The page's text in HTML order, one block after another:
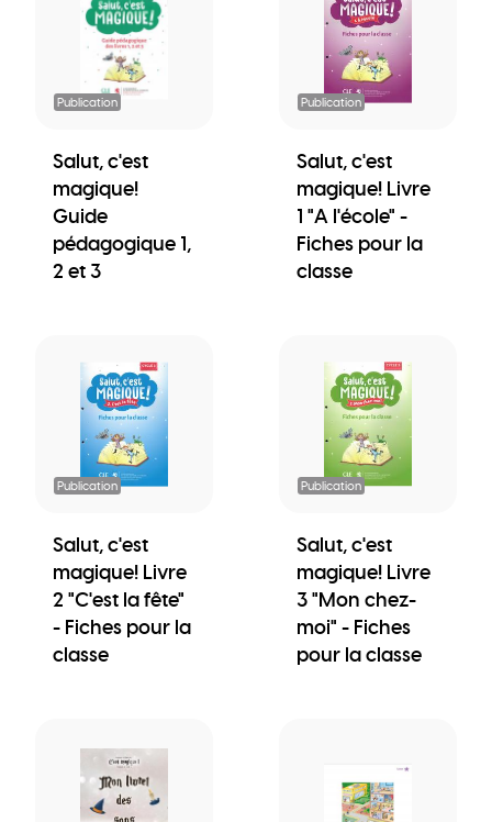
Publication
Salut, c'est
magique!
Guide
pédagogique 1,
2 et 3
Publication
Salut, c'est
magique! Livre
1 "A l'école" -
Fiches pour la
classe
Publication
Salut, c'est
magique! Livre
2 "C'est la fête"
- Fiches pour la
classe
Publication
Salut, c'est
magique! Livre
3 "Mon chez-
moi" - Fiches
pour la classe